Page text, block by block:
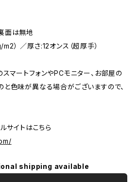
は無地
） ／厚さ:12オンス（超厚手）
マートフォンやPCモニター、お部屋の
色味が異なる場合がございますので、
サイトはこちら
shipping available